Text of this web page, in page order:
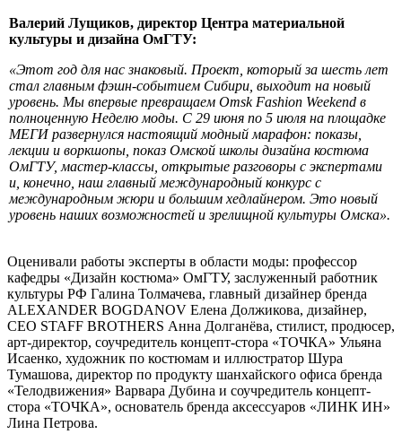
Валерий Лущиков, директор Центра материальной
культуры и дизайна ОмГТУ:
«Этот год для нас знаковый. Проект, который за шесть лет
стал главным фэшн-событием Сибири, выходит на новый
уровень. Мы впервые превращаем Omsk Fashion Weekend в
полноценную Неделю моды. С 29 июня по 5 июля на площадке
МЕГИ развернулся настоящий модный марафон: показы,
лекции и воркшопы, показ Омской школы дизайна костюма
ОмГТУ, мастер-классы, открытые разговоры с экспертами
и, конечно, наш главный международный конкурс с
международным жюри и большим хедлайнером. Это новый
уровень наших возможностей и зрелищной культуры Омска».
Оценивали работы эксперты в области моды: профессор
кафедры «Дизайн костюма» ОмГТУ, заслуженный работник
культуры РФ Галина Толмачева, главный дизайнер бренда
ALEXANDER BOGDANOV Елена Должикова, дизайнер,
CEO STAFF BROTHERS Анна Долганёва, стилист, продюсер,
арт-директор, соучредитель концепт-стора «ТОЧКА» Ульяна
Исаенко, художник по костюмам и иллюстратор Шура
Тумашова, директор по продукту шанхайского офиса бренда
«Телодвижения» Варвара Дубина и соучредитель концепт-
стора «ТОЧКА», основатель бренда аксессуаров «ЛИНК ИН»
Лина Петрова.